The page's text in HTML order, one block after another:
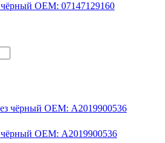
чёрный ОЕМ: 07147129160
чёрный ОЕМ: A2019900536